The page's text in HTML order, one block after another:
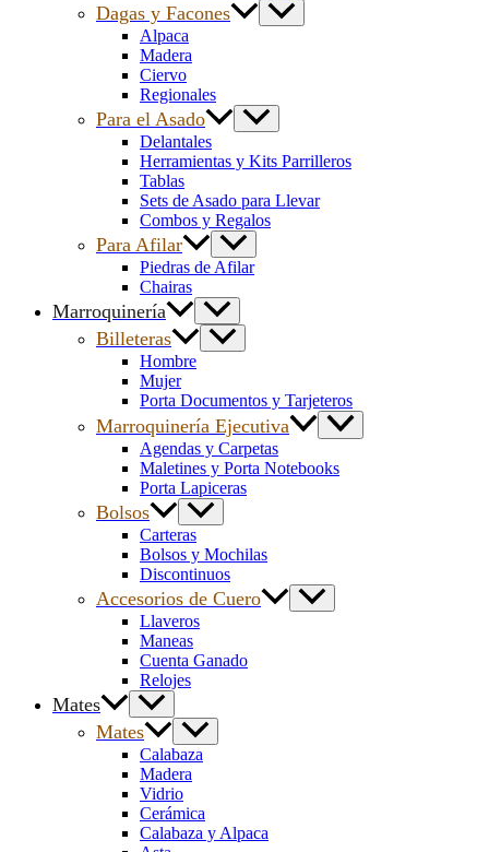
Dagas y Facones
Alpaca
Madera
Ciervo
Regionales
Para el Asado
Delantales
Herramientas y Kits Parrilleros
Tablas
Sets de Asado para Llevar
Combos y Regalos
Para Afilar
Piedras de Afilar
Chairas
Marroquinería
Billeteras
Hombre
Mujer
Porta Documentos y Tarjeteros
Marroquinería Ejecutiva
Agendas y Carpetas
Maletines y Porta Notebooks
Porta Lapiceras
Bolsos
Carteras
Bolsos y Mochilas
Discontinuos
Accesorios de Cuero
Llaveros
Maneas
Cuenta Ganado
Relojes
Mates
Mates
Calabaza
Madera
Vidrio
Cerámica
Calabaza y Alpaca